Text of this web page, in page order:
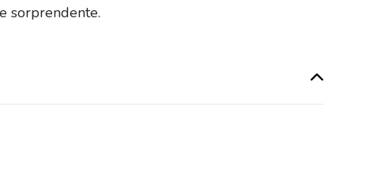
sorprendente.